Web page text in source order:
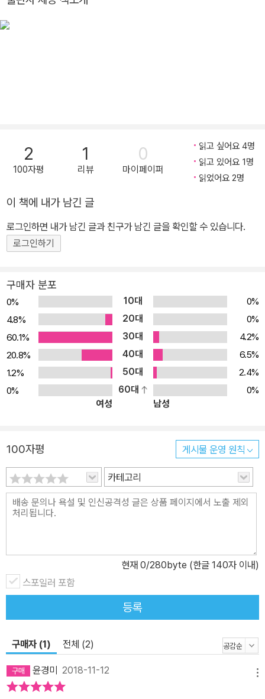
달걀 찾기』, 『스팟의 첫나들이』, 『스팟이 수를 세어요』, 『스팟이 공원
에 갔어요』, 『스팟이 바닷가에 갔어요』, 『메리 크리스마스 스팟!』등
2
100자평
1
리뷰
0
마이페이퍼
읽고 싶어요 4명
읽고 있어요 1명
읽었어요 2명
이 책에 내가 남긴 글
로그인하면 내가 남긴 글과 친구가 남긴 글을 확인할 수 있습니다.
로그인하기
구매자 분포
0% 10대
0%
4.8%
20대
0%
60.1%
30대
4.2%
20.8%
40대
6.5%
1.2%
50대
2.4%
0%
60대
0%
여성
남성
100자평 게시물 운영 원칙
카테고리
현재 0/280byte (한글 140자 이내)
스포일러 포함
등록
구매자 (1) 전체 (2)
윤경미 2018-11-12